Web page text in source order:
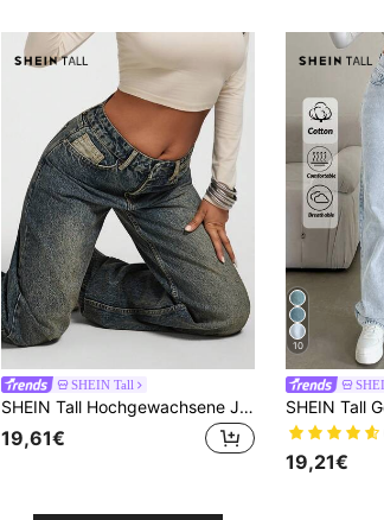
SHEIN Tall
SHEIN Tall Hochgewachsene Jeans mit tailliertem Bund und geradem Schnitt, Lässig-Stil
19,61€
10
19,21€